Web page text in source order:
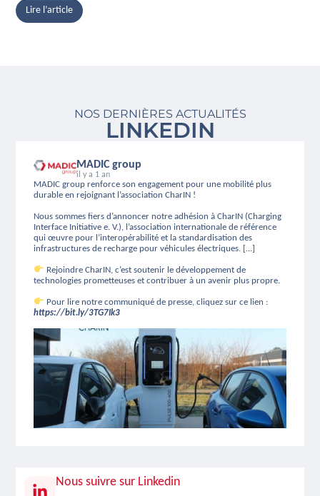
Lire l’article
NOS DERNIÈRES ACTUALITÉS
LINKEDIN
MADIC group
il y a 1 an
MADIC group renforce son engagement pour une mobilité plus
durable en rejoignant l’association CharIN !
Nous sommes fiers d’annoncer notre adhésion à CharIN (Charging
Interface Initiative e. V.), l’association internationale de référence
qui œuvre pour l’interopérabilité et la standardisation des
infrastructures de recharge pour véhicules électriques. […]
Rejoindre CharIN, c’est soutenir le développement de
technologies prometteuses et contribuer à un avenir plus propre.
Pour lire notre communiqué de presse, cliquez sur ce lien :
https://bit.ly/3TG7Ik3
Nous suivre sur Linkedin